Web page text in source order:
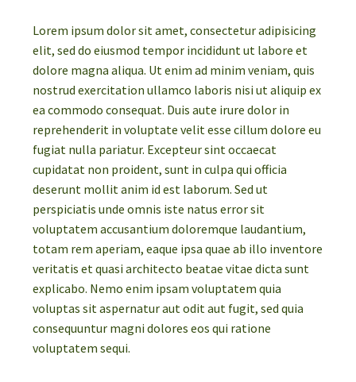
Lorem ipsum dolor sit amet, consectetur adipisicing
elit, sed do eiusmod tempor incididunt ut labore et
dolore magna aliqua. Ut enim ad minim veniam, quis
nostrud exercitation ullamco laboris nisi ut aliquip ex
ea commodo consequat. Duis aute irure dolor in
reprehenderit in voluptate velit esse cillum dolore eu
fugiat nulla pariatur. Excepteur sint occaecat
cupidatat non proident, sunt in culpa qui officia
deserunt mollit anim id est laborum. Sed ut
perspiciatis unde omnis iste natus error sit
voluptatem accusantium doloremque laudantium,
totam rem aperiam, eaque ipsa quae ab illo inventore
veritatis et quasi architecto beatae vitae dicta sunt
explicabo. Nemo enim ipsam voluptatem quia
voluptas sit aspernatur aut odit aut fugit, sed quia
consequuntur magni dolores eos qui ratione
voluptatem sequi.